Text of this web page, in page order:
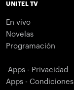
UNITEL TV
En vivo
Novelas
Programación
Apps - Privacidad
Apps - Condiciones